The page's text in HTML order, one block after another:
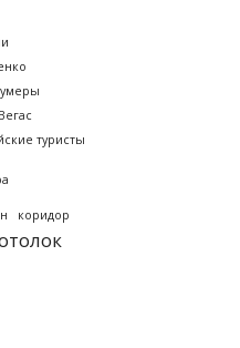
туристы
коридор